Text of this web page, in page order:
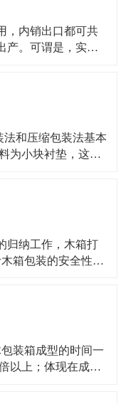
，适合平地使用
内销出口都可共
产。可谓是，实用
熏蒸消毒，出口
.因为具有其可以
法和压缩包装法基本
为小块衬垫，这些
进行加固 ，这样
导到产品强度
纳工作，木箱打
箱包装的安全性和
有必要查询机器
是脚杯的，假定
装箱成型的时间一
以上；体现在成本